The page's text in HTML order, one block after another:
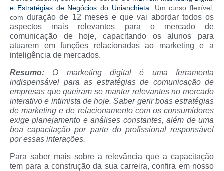
e Estratégias de Negócios do Unianchieta. Um curso flexível,
comduração de 12 meses e que vai abordar todos os
aspectos mais relevantes para o mercado de
comunicação de hoje, capacitando os alunos para
atuarem em funções relacionadas ao marketing e a
inteligência de mercados.
Resumo: O marketing digital é uma ferramenta
indispensável para as estratégias de comunicação de
empresas que queiram se manter relevantes no mercado
interativo e intimista de hoje. Saber gerir boas estratégias
de marketing e de relacionamento com os consumidores
exige planejamento e análises constantes, além de uma
boa capacitação por parte do profissional responsável
por essas interações.
Para saber mais sobre a relevância que a capacitação
tem para a construção da sua carreira, confira em nosso